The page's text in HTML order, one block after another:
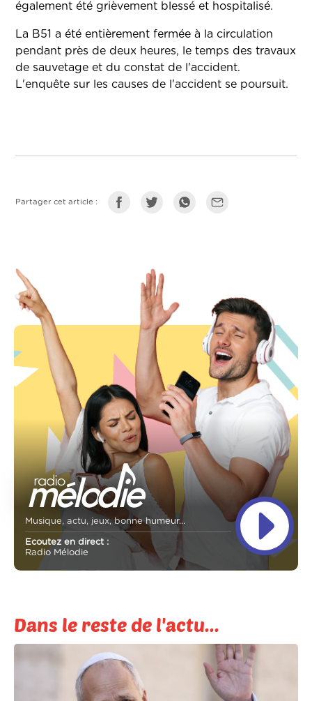
également été grièvement blessé et hospitalisé.
La B51 a été entièrement fermée à la circulation
pendant près de deux heures, le temps des travaux
de sauvetage et du constat de l'accident.
L'enquête sur les causes de l'accident se poursuit.
Partager cet article :
Musique, actu, jeux, bonne humeur...
Ecoutez en direct :
Radio Mélodie
Dans le reste de l'actu...